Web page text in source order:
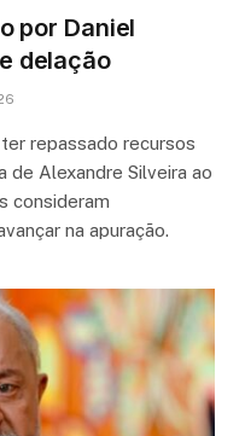
por Daniel
delação
repassado recursos
de Alexandre Silveira ao
consideram
na apuração.